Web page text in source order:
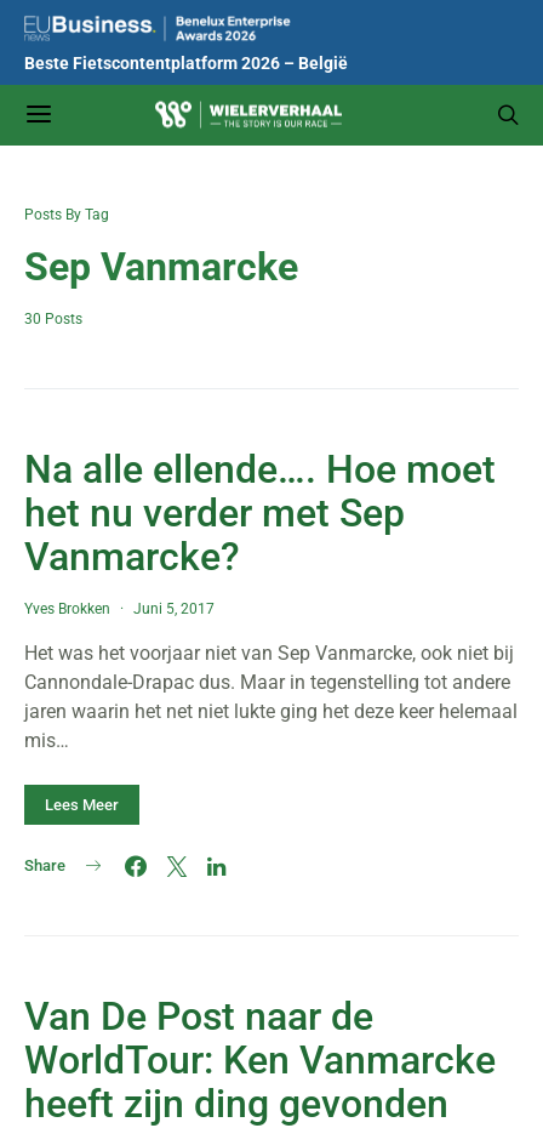
Beste Fietscontentplatform 2026 – België
Posts By Tag
Sep Vanmarcke
30 Posts
Na alle ellende…. Hoe moet
het nu verder met Sep
Vanmarcke?
Yves Brokken Juni 5, 2017
Het was het voorjaar niet van Sep Vanmarcke, ook niet bij
Cannondale-Drapac dus. Maar in tegenstelling tot andere
jaren waarin het net niet lukte ging het deze keer helemaal
mis…
Lees Meer
Share
Van De Post naar de
WorldTour: Ken Vanmarcke
heeft zijn ding gevonden